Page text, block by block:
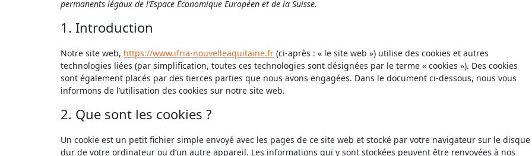
permanents légaux de l’Espace Économique Européen et de la Suisse.
1. Introduction
Notre site web, https://www.ifria-nouvelleaquitaine.fr (ci-après : « le site web ») utilise des cookies et autres
technologies liées (par simplification, toutes ces technologies sont désignées par le terme « cookies »). Des cookies
sont également placés par des tierces parties que nous avons engagées. Dans le document ci-dessous, nous vous
informons de l’utilisation des cookies sur notre site web.
2. Que sont les cookies ?
Un cookie est un petit fichier simple envoyé avec les pages de ce site web et stocké par votre navigateur sur le disque
dur de votre ordinateur ou d’un autre appareil. Les informations qui y sont stockées peuvent être renvoyées à nos